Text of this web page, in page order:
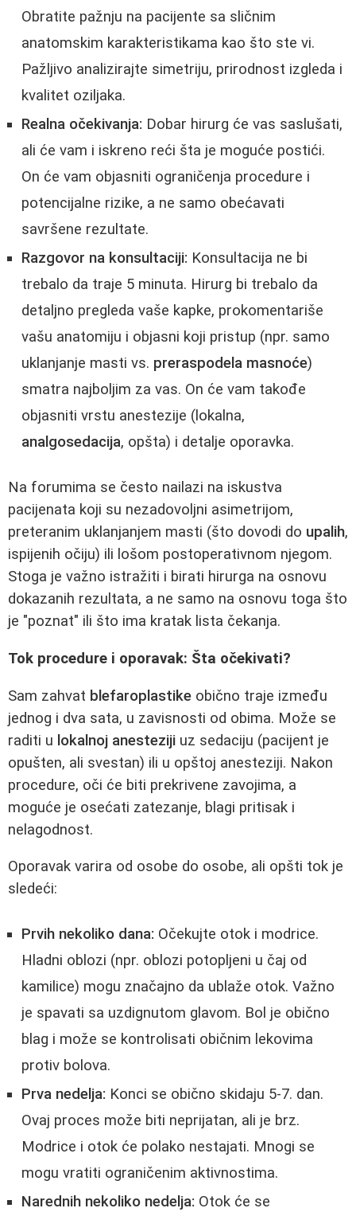
Obratite pažnju na pacijente sa sličnim
anatomskim karakteristikama kao što ste vi.
Pažljivo analizirajte simetriju, prirodnost izgleda i
kvalitet oziljaka.
Realna očekivanja: Dobar hirurg će vas saslušati,
ali će vam i iskreno reći šta je moguće postići.
On će vam objasniti ograničenja procedure i
potencijalne rizike, a ne samo obećavati
savršene rezultate.
Razgovor na konsultaciji: Konsultacija ne bi
trebalo da traje 5 minuta. Hirurg bi trebalo da
detaljno pregleda vaše kapke, prokomentariše
vašu anatomiju i objasni koji pristup (npr. samo
uklanjanje masti vs. preraspodela masnoće)
smatra najboljim za vas. On će vam takođe
objasniti vrstu anestezije (lokalna,
analgosedacija, opšta) i detalje oporavka.
Na forumima se često nailazi na iskustva
pacijenata koji su nezadovoljni asimetrijom,
preteranim uklanjanjem masti (što dovodi do upalih,
ispijenih očiju) ili lošom postoperativnom njegom.
Stoga je važno istražiti i birati hirurga na osnovu
dokazanih rezultata, a ne samo na osnovu toga što
je "poznat" ili što ima kratak lista čekanja.
Tok procedure i oporavak: Šta očekivati?
Sam zahvat blefaroplastike obično traje između
jednog i dva sata, u zavisnosti od obima. Može se
raditi u lokalnoj anesteziji uz sedaciju (pacijent je
opušten, ali svestan) ili u opštoj anesteziji. Nakon
procedure, oči će biti prekrivene zavojima, a
moguće je osećati zatezanje, blagi pritisak i
nelagodnost.
Oporavak varira od osobe do osobe, ali opšti tok je
sledeći:
Prvih nekoliko dana: Očekujte otok i modrice.
Hladni oblozi (npr. oblozi potopljeni u čaj od
kamilice) mogu značajno da ublaže otok. Važno
je spavati sa uzdignutom glavom. Bol je obično
blag i može se kontrolisati običnim lekovima
protiv bolova.
Prva nedelja: Konci se obično skidaju 5-7. dan.
Ovaj proces može biti neprijatan, ali je brz.
Modrice i otok će polako nestajati. Mnogi se
mogu vratiti ograničenim aktivnostima.
Narednih nekoliko nedelja: Otok će se